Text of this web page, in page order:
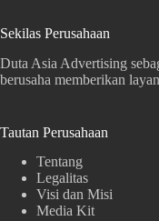
Sekilas Perusahaan
Duta Asia Advertising
berusaha memberikan
Tautan Perusahaan
Tentang
Legalitas
Visi dan Misi
Media Kit